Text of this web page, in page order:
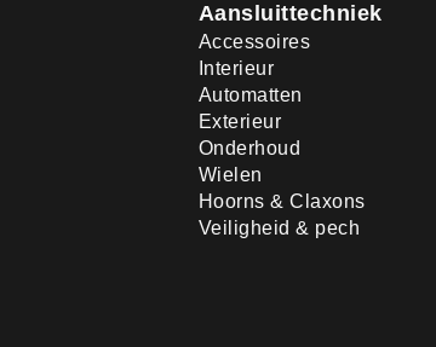
Aansluittechniek
Accessoires
Interieur
Automatten
Exterieur
Onderhoud
Wielen
Hoorns & Claxons
Veiligheid & pech